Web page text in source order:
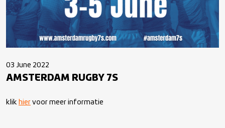
03 June 2022
AMSTERDAM RUGBY 7S
klik hier voor meer informatie